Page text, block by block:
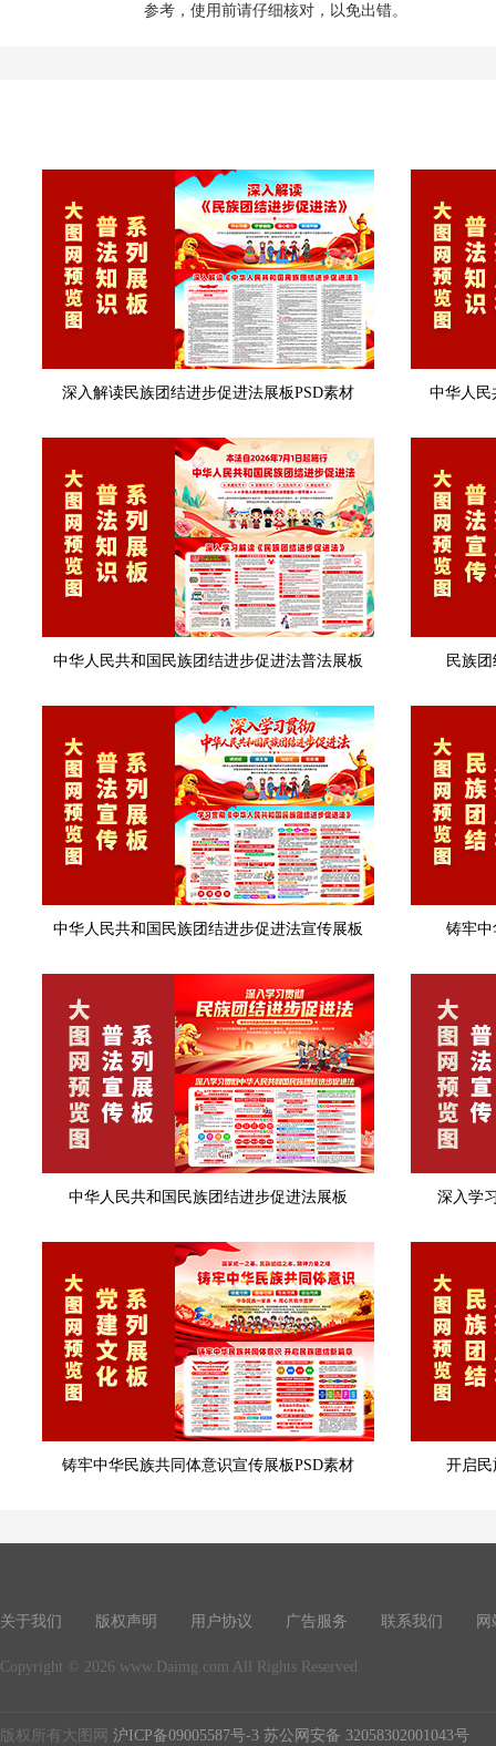
参考，使用前请仔细核对，以免出错。
深入解读民族团结进步促进法展板PSD素材 中华人民
中华人民共和国民族团结进步促进法普法展板 民族
中华人民共和国民族团结进步促进法宣传展板 铸牢中
中华人民共和国民族团结进步促进法展板 深入学
铸牢中华民族共同体意识宣传展板PSD素材 开启民
关于我们 版权声明 用户协议 广告服务 联系我们 网
Copyright © 2026 www.Daimg.com All Rights Reserved
版权所有大图网 沪ICP备09005587号-3 苏公网安备 32058302001043号